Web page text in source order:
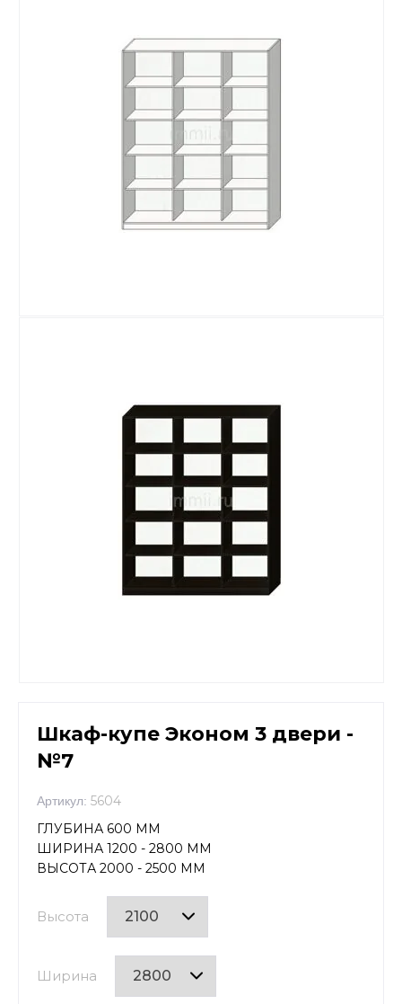
Шкаф-купе Эконом 3 двери -
№7
Артикул: 5604
ГЛУБИНА 600 ММ
ШИРИНА 1200 - 2800 ММ
ВЫСОТА 2000 - 2500 ММ
Высота
Ширина